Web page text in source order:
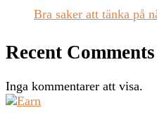
Bra saker att tänka på
Recent Comments
Inga kommentarer att visa.